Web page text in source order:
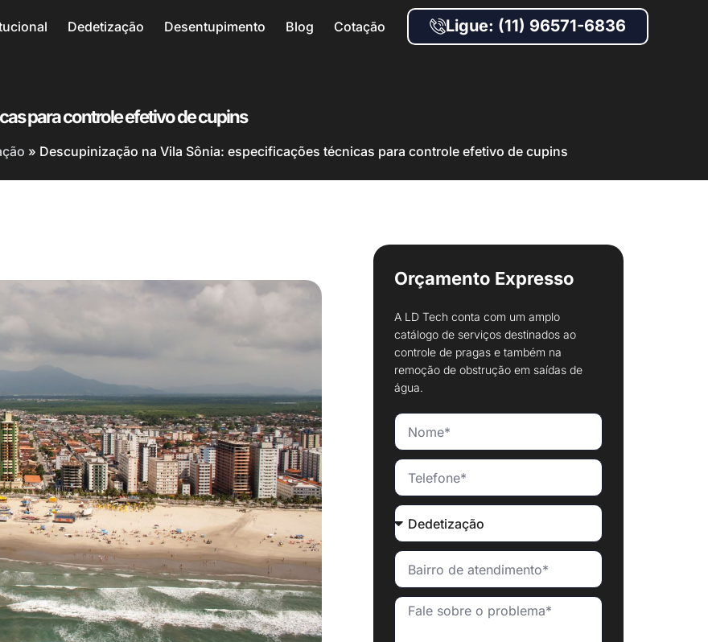
Dedetização Desentupimento Blog Cotação Ligue: (11) 96571-6836
para controle efetivo de cupins
» Descupinização na Vila Sônia: especificações técnicas para controle efetivo de cupins
Orçamento Expresso
A LD Tech conta com um amplo
catálogo de serviços destinados ao
controle de pragas e também na
remoção de obstrução em saídas de
água.